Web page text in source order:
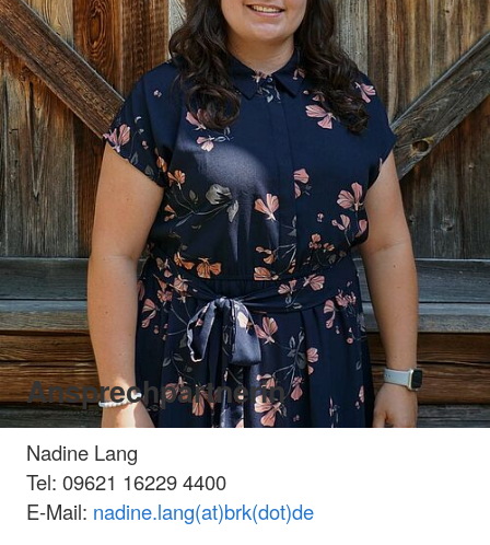
Ansprechpartnerin
Nadine Lang
Tel: 09621 16229 4400
E-Mail: nadine.lang(at)brk(dot)de